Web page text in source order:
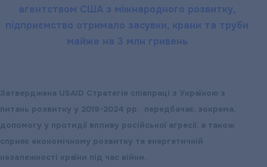
агентством США з міжнародного розвитку,
підприємство отримало засувки, крани та труби
майже на 3 млн гривень
Затверджена USAID Стратегія співпраці з Україною з
питань розвитку у 2019-2024 рр. передбачає, зокрема,
допомогу у протидії впливу російської агресії, а також
сприяє економічному розвитку та енергетичній
незалежності країни під час війни.